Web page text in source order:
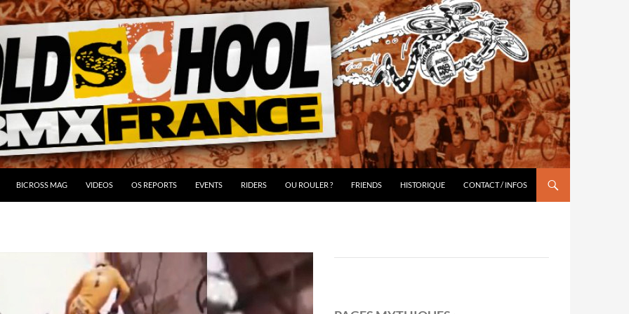
BICROSS MAG VIDEOS OS REPORTS EVENTS RIDERS OU ROULER ? FRIENDS HISTORIQUE CONTACT / INFOS